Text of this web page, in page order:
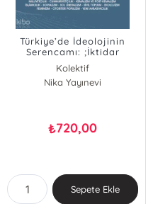
Türkiye’de İdeolojinin
Serencamı: ;İktidar
Mücadelesi ve Hegemonik
Pratikler
Kolektif
Nika Yayınevi
₺720,00
Sepete Ekle